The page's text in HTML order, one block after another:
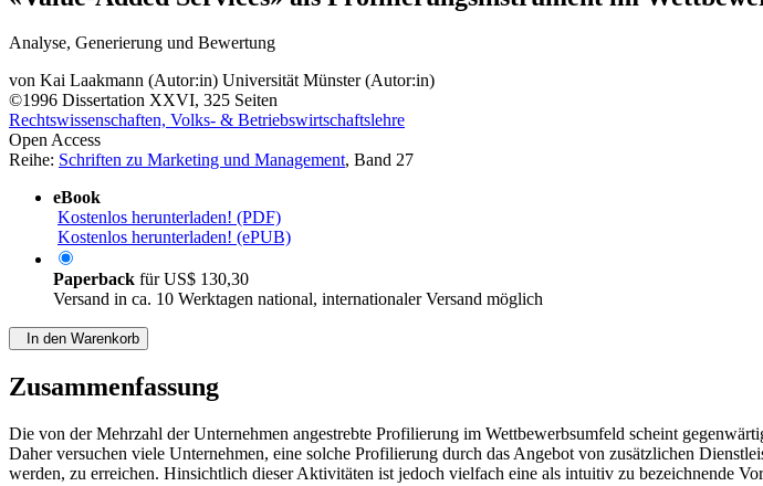
Analyse, Generierung und Bewertung
von Kai Laakmann (Autor:in) Universität Münster (Autor:in)
©1996 Dissertation XXVI, 325 Seiten
Rechtswissenschaften, Volks- & Betriebswirtschaftslehre
Open Access
Reihe: Schriften zu Marketing und Management, Band 27
eBook
Kostenlos herunterladen! (PDF)
Kostenlos herunterladen! (ePUB)
Paperback fürUS$ 130,30
Versand in ca. 10 Werktagen national, internationaler Versand möglich
In den Warenkorb
Zusammenfassung
Die von der Mehrzahl der Unternehmen angestrebte Profilierung im Wettbewerbsumfeld scheint
Daher versuchen viele Unternehmen, eine solche Profilierung durch das Angebot von zusätzlichen
werden, zu erreichen. Hinsichtlich dieser Aktivitäten ist jedoch vielfach eine als intuitiv zu bezeichnende